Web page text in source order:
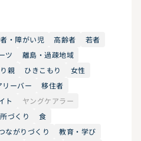
・障がい児 高齢者
若者
ツ
離島・過疎地域
親 ひきこもり
女性
リーバー
移住者
ト
ヤングケアラー
づくり
食
ながりづくり
教育・学び